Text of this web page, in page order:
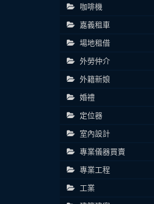
咖啡機
嘉義租車
場地租借
外勞仲介
外籍新娘
婚禮
定位器
室內設計
專業儀器買賣
專業工程
工業